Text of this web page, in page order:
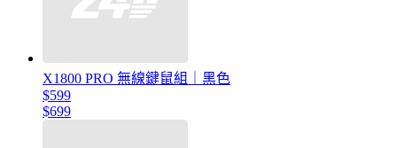
X1800 PRO 無線鍵鼠組｜黑色
$599
$699